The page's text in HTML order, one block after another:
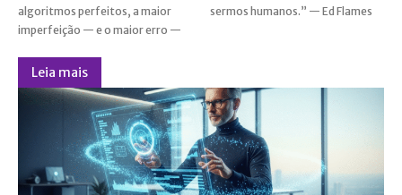
algoritmos perfeitos, a maior
imperfeição — e o maior erro —
sermos humanos.” — Ed Flames
Leia mais